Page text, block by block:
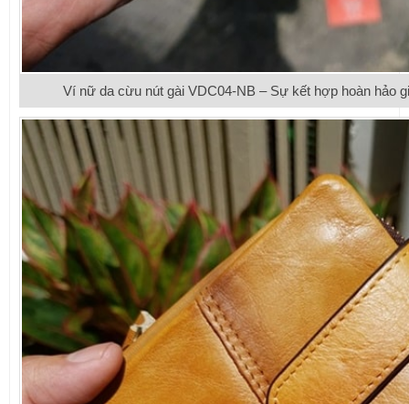
Ví nữ da cừu nút gài VDC04-NB – Sự kết hợp hoàn hảo